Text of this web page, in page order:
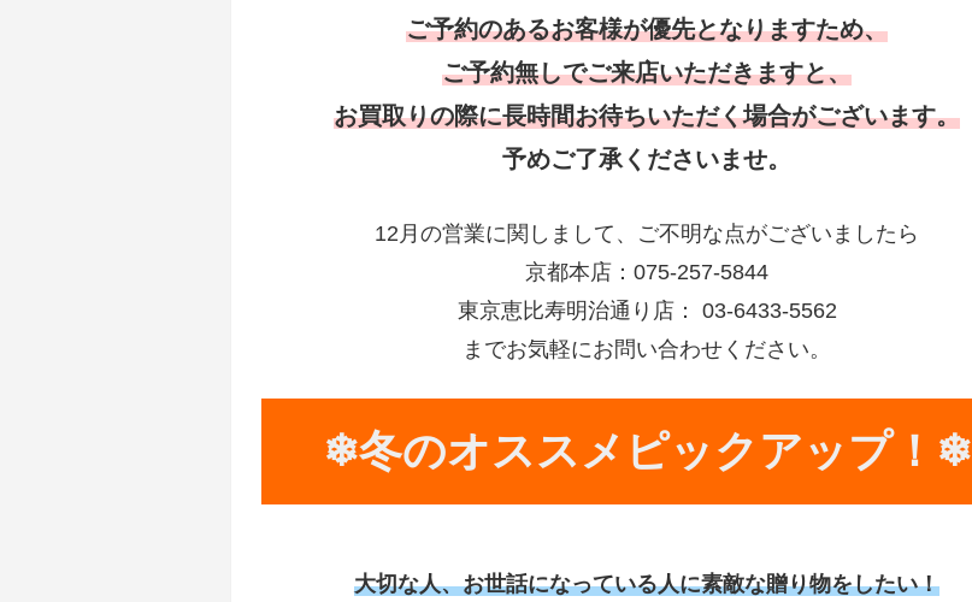
ご予約のあるお客様が優先となりますため、
ご予約無しでご来店いただきますと、
お買取りの際に長時間お待ちいただく場合がございます。
予めご了承くださいませ。
12月の営業に関しまして、ご不明な点がございましたら
京都本店：075-257-5844
東京恵比寿明治通り店： 03-6433-5562
までお気軽にお問い合わせください。
❄冬のオススメピックアップ！❄
大切な人、お世話になっている人に素敵な贈り物をしたい！